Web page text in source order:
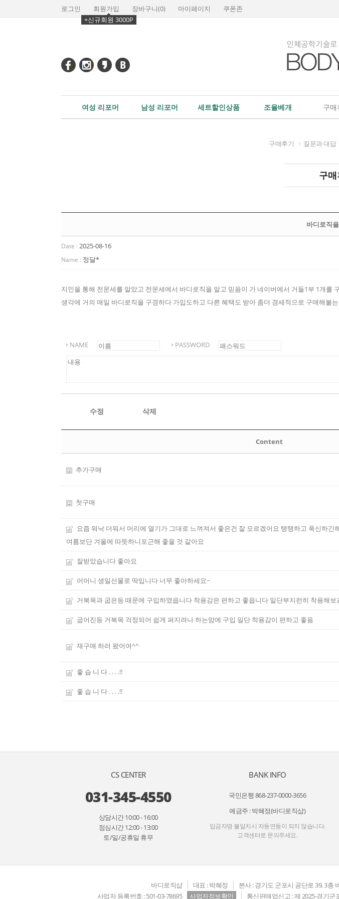
로그인
회원가입
+신규회원 3000P
장바구니(0) 마이페이지 쿠폰존
여성 리포머 남성 리포머 세트할인상품 조율베개 구매
구매후기 질문과 대답
구
바디로직
Date : 2025-08-16
Name : 정달*
지인을 통해 전문세를 알았고 전문세에서 바디로직을 알고 믿음이 가 네이버에서 거들1부 1개
생각에 거의 매일 바디로직을 구경하다 가입도하고 다른 혜택도 받아 좀더 경세적으로 구매해볼
NAME PASSWORD
수정 삭제
Content
추가구매
첫구매
요즘 워낙 더워서 머리에 열기가 그대로 느껴져서 좋은건 잘 모르겠어요 탱탱하고 푹신하긴
여름보단 겨울에 따뜻하니포근해 좋을 것 같아요
잘받았습니다 좋아요
어머니 생일선물로 딱입니다 너무 좋아하세요~
거북목과 굽은등 때문에 구입하였읍니다 착용감은 편하고 좋읍니다 일단부지런히 착용해보
굽어진등 거북목 걱정되어 쉽게 펴지려나 하는맘에 구입 일단 착용감이 편하고 좋음
재구매 하러 왔어여^^
좋 습 니 다 . . . .!!
좋 습 니 다 . . . .!!
CS CENTER
031-345-4550
상담시간 10:00 - 16:00
점심시간 12:00 - 13:00
토/일/공휴일 휴무
BANK INFO
국민은행 868-237-0000-3656
예금주 : 박혜정(바디로직샵)
입금자명 불일치시 자동연동이 되지 않습니다.
고객센터로 문의주세요.
바디로직샵 대표 : 박혜정 본사 : 경기도 군포시 공단로 39, 3층
사업자 등록번호 : 501-03-78695
사업자정보확인 통신판매업신고 : 제 2025-경기군